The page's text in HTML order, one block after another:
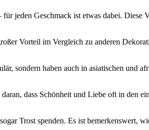
jeden Geschmack ist ⁤etwas⁢ dabei. ​Diese
Vorteil im Vergleich zu⁤ anderen
sondern haben auch in asiatischen‌ und
⁢dass Schönheit und Liebe oft in den​
Trost spenden. Es ist bemerkenswert,